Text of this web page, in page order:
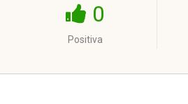
0
Positiva